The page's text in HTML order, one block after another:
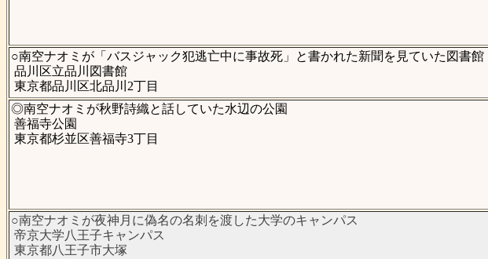
○南空ナオミが「バスジャック犯逃亡中に事故死」と書かれた新聞を見ていた図書館
品川区立品川図書館
東京都品川区北品川2丁目
◎南空ナオミが秋野詩織と話していた水辺の公園
善福寺公園
東京都杉並区善福寺3丁目
○南空ナオミが夜神月に偽名の名刺を渡した大学のキャンパス
帝京大学八王子キャンパス
東京都八王子市大塚